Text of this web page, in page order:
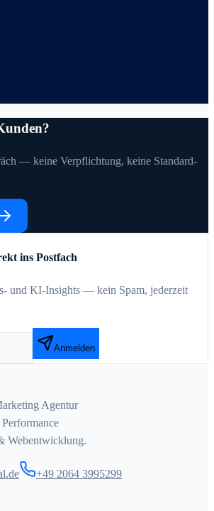
— keine Verpflichtung, keine Standard-
ins Postfach
und KI-Insights — kein Spam, jederzeit
Anmelden
Agentur
Webentwicklung.
+49 2064 3995299